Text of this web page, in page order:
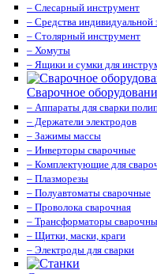
– Слесарный инструмент
– Средства
– Столярный инструмент
– Хомуты
– Ящики и сумки для
Сварочное
– Аппараты для сварки
– Держатели электродов
– Зажимы массы
– Инверторы сварочные
– Комплектующие для
– Плазморезы
– Полуавтоматы сварочные
– Проволока сварочная
– Трансформаторы
– Щитки, маски, краги
– Электроды для сварки